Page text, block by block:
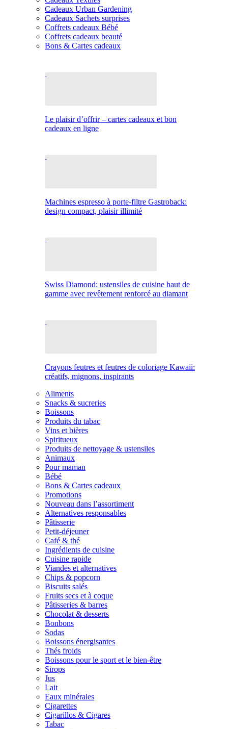
Cadeaux Urban Gardening
Cadeaux Sachets surprises
Coffrets cadeaux Bébé
Coffrets cadeaux beauté
Bons & Cartes cadeaux
Le plaisir d’offrir – cartes cadeaux et bon
cadeaux en ligne
Machines espresso à porte-filtre Gastroback:
design compact, plaisir illimité
Swiss Diamond: ustensiles de cuisine haut de
gamme avec revêtement renforcé au diamant
Crayons feutres et feutres de coloriage Kawaii:
créatifs, mignons, inspirants
Aliments
Snacks & sucreries
Boissons
Produits du tabac
Vins et bières
Spiritueux
Produits de nettoyage & ustensiles
Animaux
Pour maman
Bébé
Bons & Cartes cadeaux
Promotions
Nouveau dans l’assortiment
Alternatives responsables
Pâtisserie
Petit-déjeuner
Café & thé
Ingrédients de cuisine
Cuisine rapide
Viandes et alternatives
Chips & popcorn
Biscuits salés
Fruits secs et à coque
Pâtisseries & barres
Chocolat & desserts
Bonbons
Sodas
Boissons énergisantes
Thés froids
Boissons pour le sport et le bien-être
Sirops
Jus
Lait
Eaux minérales
Cigarettes
Cigarillos & Cigares
Tabac